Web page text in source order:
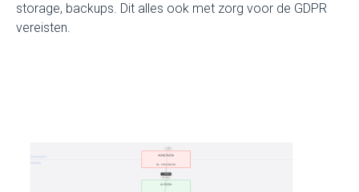
storage, backups. Dit alles ook met zorg voor de GDPR
vereisten.